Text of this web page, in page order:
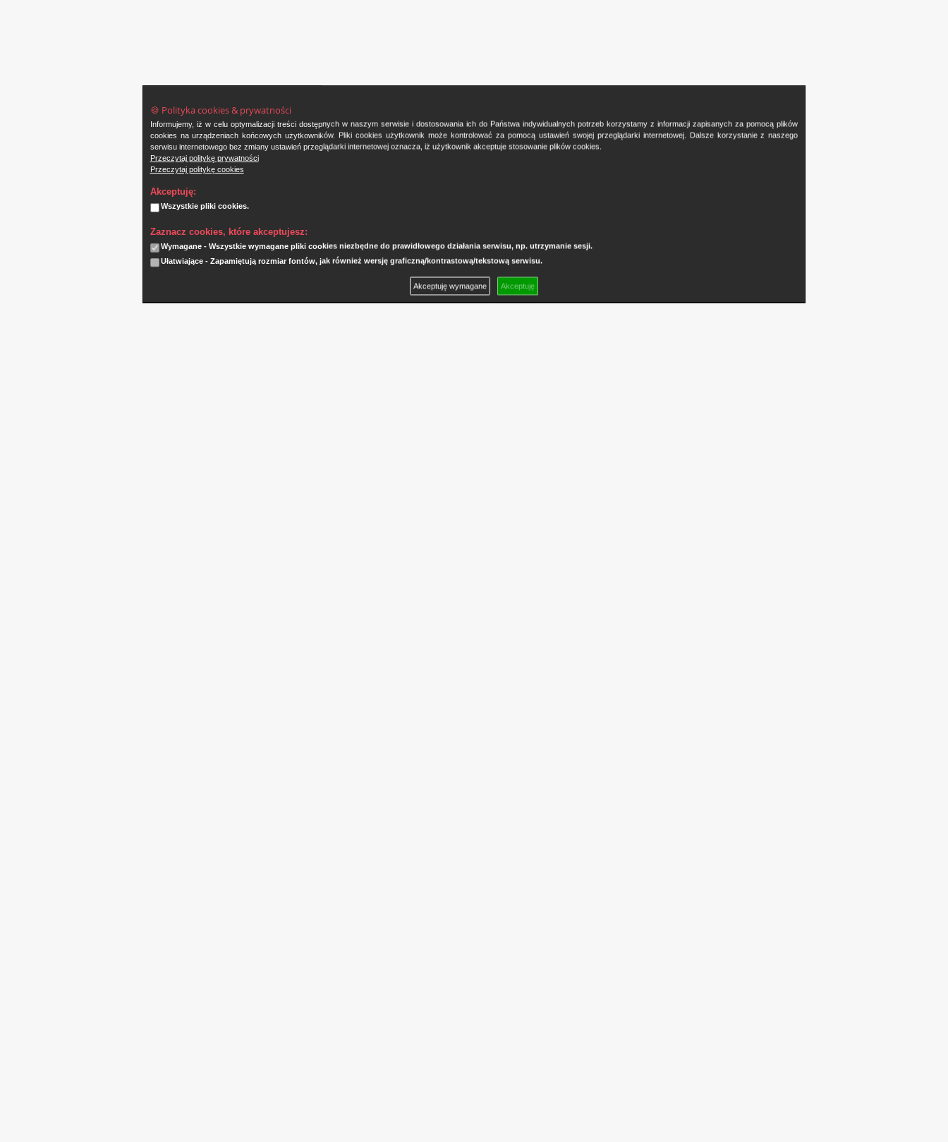
🍪 Polityka cookies & prywatności
Informujemy, iż w celu optymalizacji treści dostępnych w naszym serwisie i dostosowania ich do Państwa indywidualnych potrzeb korzystamy z informacji zapisanych za pomocą plików
cookies na urządzeniach końcowych użytkowników. Pliki cookies użytkownik może kontrolować za pomocą ustawień swojej przeglądarki internetowej. Dalsze korzystanie z naszego
serwisu internetowego bez zmiany ustawień przeglądarki internetowej oznacza, iż użytkownik akceptuje stosowanie plików cookies.
Przeczytaj politykę prywatności
Przeczytaj politykę cookies
Akceptuję:
Wszystkie pliki cookies.
Zaznacz cookies, które akceptujesz:
Wymagane - Wszystkie wymagane pliki cookies niezbędne do prawidłowego działania serwisu, np. utrzymanie sesji.
Ułatwiające - Zapamiętują rozmiar fontów, jak również wersję graficzną/kontrastową/tekstową serwisu.
Akceptuję wymagane Akceptuję